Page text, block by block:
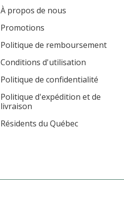
À propos de nous
Promotions
Politique de remboursement
Conditions d'utilisation
Politique de confidentialité
Politique d'expédition et de
livraison
Résidents du Québec